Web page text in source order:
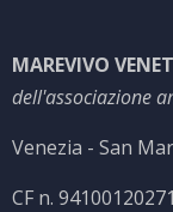
MAREVIVO
dell'associazione
Venezia - San
CF n. 94100120271